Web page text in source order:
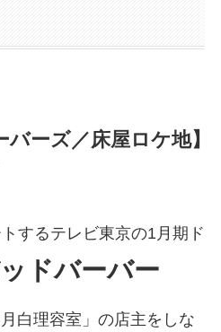
バーズ／床屋ロケ地】
するテレビ東京の1月期ド
ドバーバー
白理容室」の店主をしな